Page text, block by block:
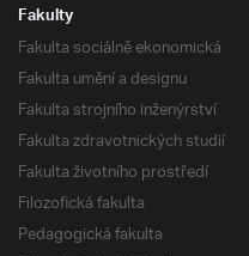
Fakulty
Fakulta sociálně ekonomická
Fakulta umění a designu
Fakulta strojního inženýrství
Fakulta zdravotnických studií
Fakulta životního prostředí
Filozofická fakulta
Pedagogická fakulta